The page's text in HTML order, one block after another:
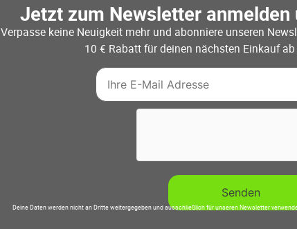
Jetzt zum Newsletter anmelden
Verpasse keine Neuigkeit mehr und abonniere unseren
10 € Rabatt für deinen nächsten Einkauf
Deine Daten werden nicht an Dritte weitergegeben und ausschließlich für unseren Newsletter